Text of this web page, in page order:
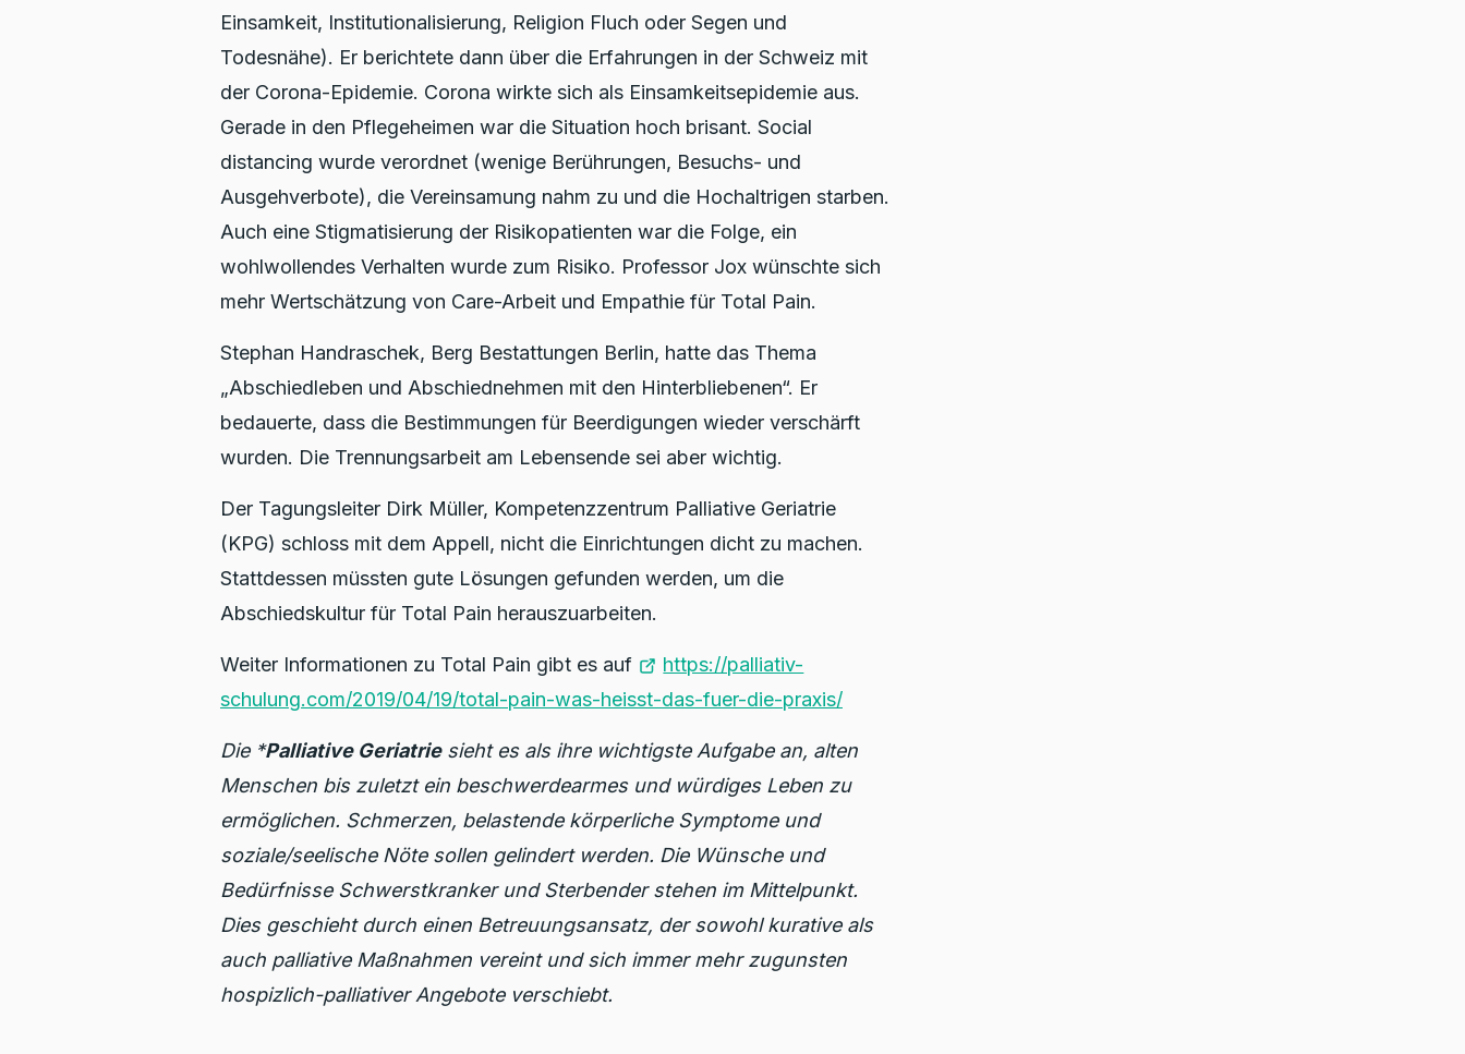
Einsamkeit, Institutionalisierung, Religion Fluch oder Segen und
Todesnähe). Er berichtete dann über die Erfahrungen in der Schweiz mit
der Corona-Epidemie. Corona wirkte sich als Einsamkeitsepidemie aus.
Gerade in den Pflegeheimen war die Situation hoch brisant. Social
distancing wurde verordnet (wenige Berührungen, Besuchs- und
Ausgehverbote), die Vereinsamung nahm zu und die Hochaltrigen starben.
Auch eine Stigmatisierung der Risikopatienten war die Folge, ein
wohlwollendes Verhalten wurde zum Risiko. Professor Jox wünschte sich
mehr Wertschätzung von Care-Arbeit und Empathie für Total Pain.
Stephan Handraschek, Berg Bestattungen Berlin, hatte das Thema
„Abschiedleben und Abschiednehmen mit den Hinterbliebenen“. Er
bedauerte, dass die Bestimmungen für Beerdigungen wieder verschärft
wurden. Die Trennungsarbeit am Lebensende sei aber wichtig.
Der Tagungsleiter Dirk Müller, Kompetenzzentrum Palliative Geriatrie
(KPG) schloss mit dem Appell, nicht die Einrichtungen dicht zu machen.
Stattdessen müssten gute Lösungen gefunden werden, um die
Abschiedskultur für Total Pain herauszuarbeiten.
Weiter Informationen zu Total Pain gibt es auf
https://palliativ-
schulung.com/2019/04/19/total-pain-was-heisst-das-fuer-die-praxis/
Die *Palliative Geriatriesieht es als ihre wichtigste Aufgabe an, alten
Menschen bis zuletzt ein beschwerdearmes und würdiges Leben zu
ermöglichen. Schmerzen, belastende körperliche Symptome und
soziale/seelische Nöte sollen gelindert werden. Die Wünsche und
Bedürfnisse Schwerstkranker und Sterbender stehen im Mittelpunkt.
Dies geschieht durch einen Betreuungsansatz, der sowohl kurative als
auch palliative Maßnahmen vereint und sich immer mehr zugunsten
hospizlich-palliativer Angebote verschiebt.